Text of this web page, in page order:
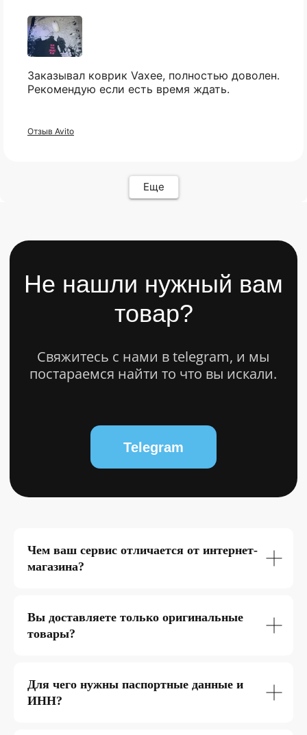
Заказывал коврик Vaxee, полностью доволен.
Рекомендую если есть время ждать.
Отзыв Avito
Еще
Чем ваш сервис отличается от интернет-
магазина?
Вы доставляете только оригинальные
товары?
Для чего нужны паспортные данные и
ИНН?
КАТАЛОГ
© 2025 bytestorm. All rights reserved.
Политика конфиденциальности
ИНН: 711206576050
Популярное
Компьютеры
Мониторы
Комплектующие
Оплата
Условия возврата